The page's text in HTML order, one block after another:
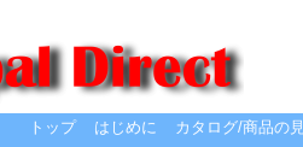
トップ はじめに カタログ/商品の